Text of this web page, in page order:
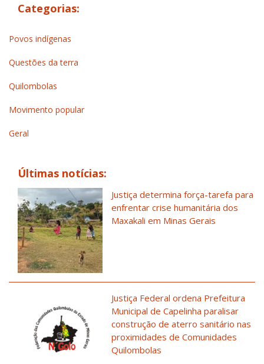
Categorias:
Povos indígenas
Questões da terra
Quilombolas
Movimento popular
Geral
Últimas notícias:
Justiça determina força-tarefa para
enfrentar crise humanitária dos
Maxakali em Minas Gerais
Justiça Federal ordena Prefeitura
Municipal de Capelinha paralisar
construção de aterro sanitário nas
proximidades de Comunidades
Quilombolas